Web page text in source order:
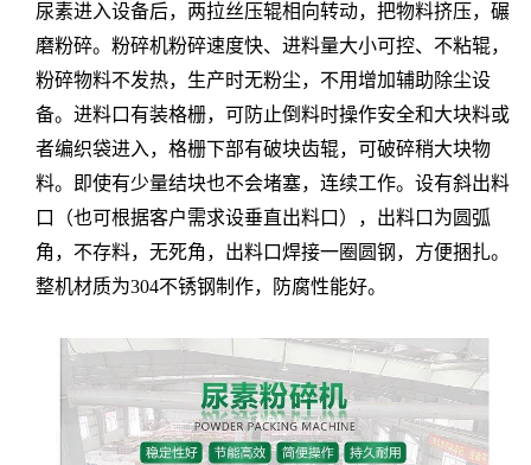
尿素进入设备后，两拉丝压辊相向转动，把物料挤压，碾
磨粉碎。粉碎机粉碎速度快、进料量大小可控、不粘辊，
粉碎物料不发热，生产时无粉尘，不用增加辅助除尘设
备。进料口有装格栅，可防止倒料时操作安全和大块料或
者编织袋进入，格栅下部有破块齿辊，可破碎稍大块物
料。即使有少量结块也不会堵塞，连续工作。设有斜出料
口（也可根据客户需求设垂直出料口），出料口为圆弧
角，不存料，无死角，出料口焊接一圈圆钢，方便捆扎。
整机材质为304不锈钢制作，防腐性能好。